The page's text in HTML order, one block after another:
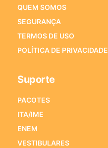
QUEM SOMOS
SEGURANÇA
TERMOS DE USO
POLÍTICA DE PRIVACIDADE
Suporte
PACOTES
ITA/IME
ENEM
VESTIBULARES